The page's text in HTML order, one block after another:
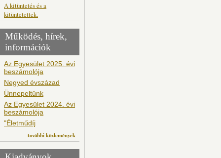
A kitüntetés és a
kitüntetettek.
Működés, hírek,
információk
Az Egyesület 2025. évi
beszámolója
Negyed évszázad
Ünnepeltünk
Az Egyesület 2024. évi
beszámolója
"Életműdíj
további közlemények